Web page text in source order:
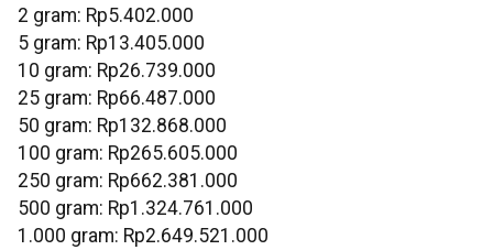
‎2 gram: Rp5.402.000
‎5 gram: Rp13.405.000
‎10 gram: Rp26.739.000
‎25 gram: Rp66.487.000
‎50 gram: Rp132.868.000
‎100 gram: Rp265.605.000
‎250 gram: Rp662.381.000
‎500 gram: Rp1.324.761.000
‎1.000 gram: Rp2.649.521.000